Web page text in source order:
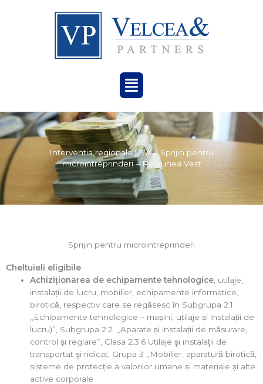
Menu
Interventia regionala 1.3.A – Sprijin pentru
microintreprinderi – Regiunea Vest
Sprijin pentru microintreprinderi
Cheltuieli eligibile
Achiziționarea de echipamente tehnologice , utilaje,
instalații de lucru, mobilier, echipamente informatice,
birotică, respectiv care se regăsesc în Subgrupa 2.1
„Echipamente tehnologice – mașini, utilaje și instalații de
lucru)”, Subgrupa 2.2. „Aparate și instalații de măsurare,
control și reglare”, Clasa 2.3.6 Utilaje şi instalaţii de
transportat şi ridicat, Grupa 3 „Mobilier, aparatură birotică,
sisteme de protecție a valorilor umane și materiale și alte
active corporale